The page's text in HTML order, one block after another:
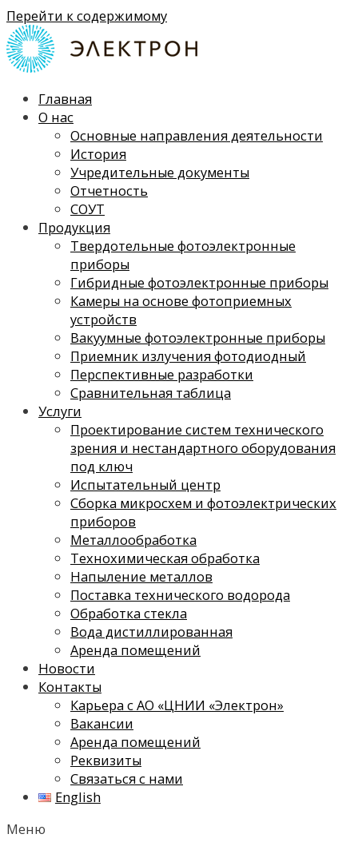
Перейти к содержимому
Главная
О нас
Основные направления деятельности
История
Учредительные документы
Отчетность
СОУТ
Продукция
Твердотельные фотоэлектронные
приборы
Гибридные фотоэлектронные приборы
Камеры на основе фотоприемных
устройств
Вакуумные фотоэлектронные приборы
Приемник излучения фотодиодный
Перспективные разработки
Сравнительная таблица
Услуги
Проектирование систем технического
зрения и нестандартного оборудования
под ключ
Испытательный центр
Сборка микросхем и фотоэлектрических
приборов
Металлообработка
Технохимическая обработка
Напыление металлов
Поставка технического водорода
Обработка стекла
Вода дистиллированная
Аренда помещений
Новости
Контакты
Карьера с АО «ЦНИИ «Электрон»
Вакансии
Аренда помещений
Реквизиты
Связаться с нами
English
Меню